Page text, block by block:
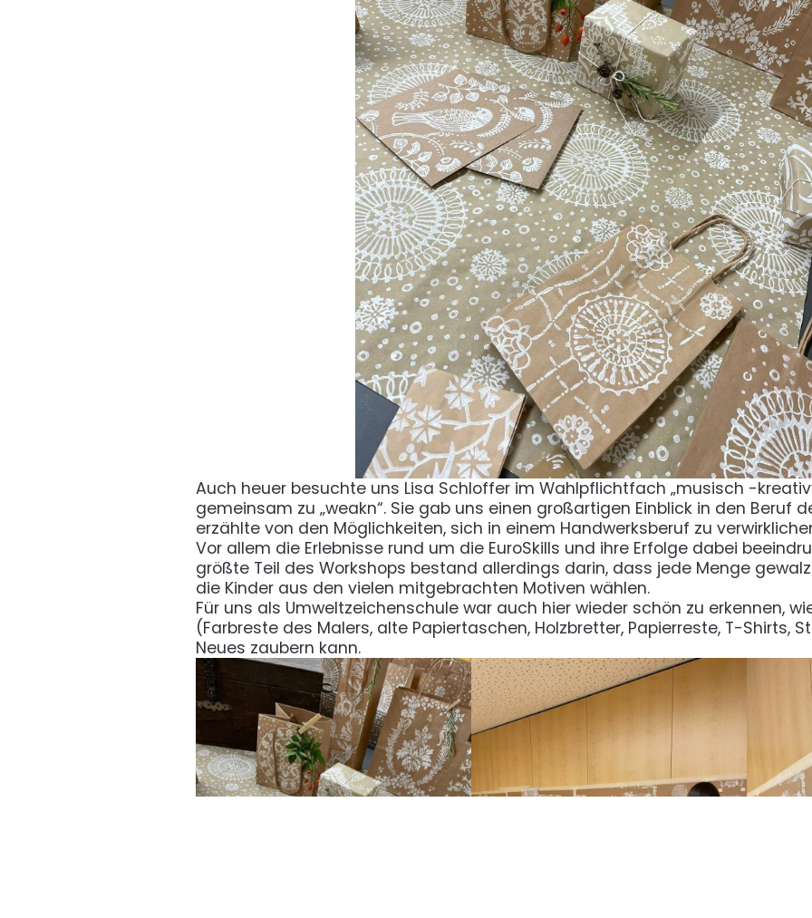
Auch heuer besuchte uns Lisa Schloffer im Wahlpflichtfach „musisch -
gemeinsam zu „weakn“. Sie gab uns einen großartigen Einblick in den Beruf
erzählte von den Möglichkeiten, sich in einem Handwerksberuf zu
Vor allem die Erlebnisse rund um die EuroSkills und ihre Erfolge dabei
größte Teil des Workshops bestand allerdings darin, dass jede Menge
die Kinder aus den vielen mitgebrachten Motiven wählen.
Für uns als Umweltzeichenschule war auch hier wieder schön zu erkennen,
(Farbreste des Malers, alte Papiertaschen, Holzbretter, Papierreste, T-Shirts,
Neues zaubern kann.